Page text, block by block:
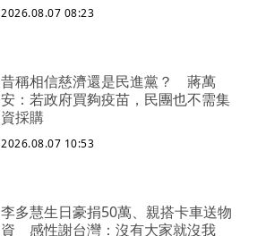
2026.08.07 08:23
昔稱相信慈濟還是民進黨？ 蔣萬
安：若政府買夠疫苗，民團也不需集
資採購
2026.08.07 10:53
李多慧生日豪捐50萬、親搭卡車送物
資 感性謝台灣：沒有大家就沒我